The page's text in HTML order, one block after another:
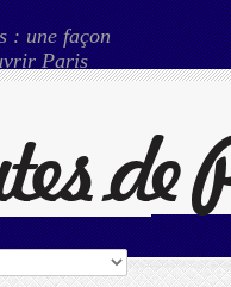
: une façon
Paris